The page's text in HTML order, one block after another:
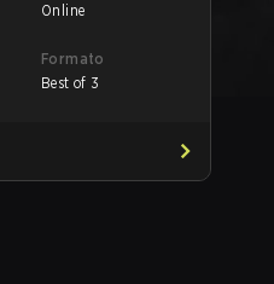
Online
Formato
Best of 3